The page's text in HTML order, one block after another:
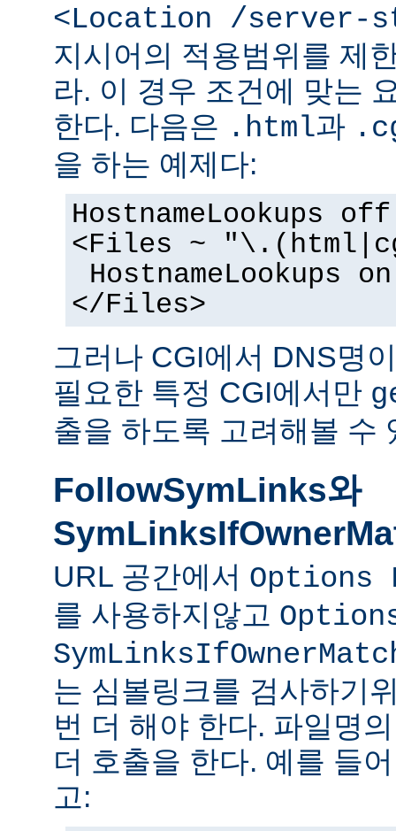
<Location /server-
지시어의 적용범위를 제
라. 이 경우 조건에 맞는
한다. 다음은 .html과
을 하는 예제다:
HostnameLookups off
<Files ~
HostnameLookups on
</Files>
그러나 CGI에서 DNS명
필요한 특정 CGI에서만
출을 하도록 고려해볼 수
FollowSymLinks와
URL 공간에서 Options
를 사용하지않고
는 심볼링크를 검사하기
번 더 해야 한다. 파일명
더 호출을 한다. 예를 들
고: